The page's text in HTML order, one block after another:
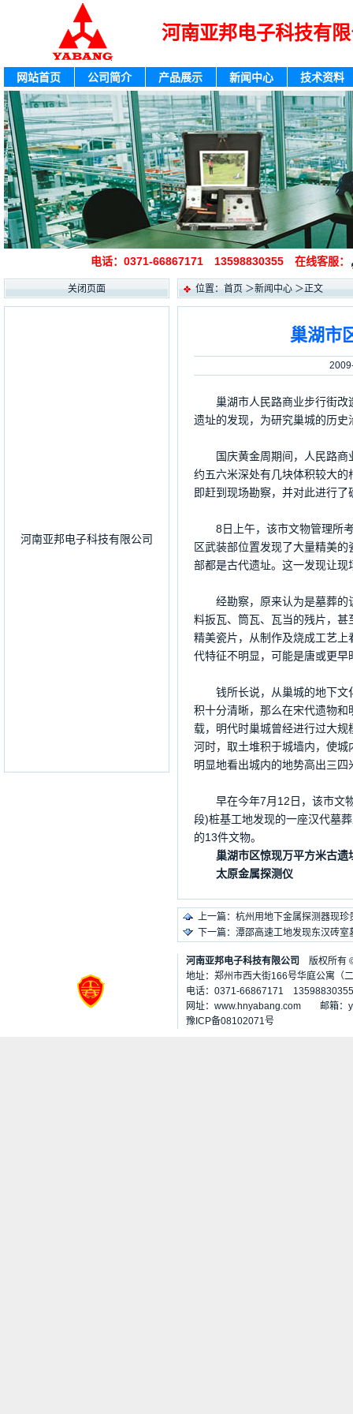
河南亚邦电子科技有
网站首页 公司简介 产品展示 新闻中心 技术资料
电话：0371-66867171 13598830355 在线客服：
关闭页面
河南亚邦电子科技有限公司
位置：首页＞新闻中心＞正文
巢湖市
巢湖市人民路商业步行街改
遗址的发现，为研究巢城的历
国庆黄金周期间，人民路商
约五六米深处有几块体积较大
即赶到现场勘察，并对此进行了
8日上午，该市文物管理所考
区武装部位置发现了大量精美
部都是古代遗址。这一发现让
经勘察，原来认为是墓葬的
料扳瓦、筒瓦、瓦当的残片，
精美瓷片，从制作及烧成工艺
代特征不明显，可能是唐或更早
钱所长说，从巢城的地下文
积十分清晰，那么在宋代遗物
载，明代时巢城曾经进行过大
河时，取土堆积于城墙内，使
明显地看出城内的地势高出三
早在今年7月12日，该市文物
段)桩基工地发现的一座汉代墓
的13件文物。
巢湖市区惊现万平方米古
太原金属探测仪
上一篇： 杭州用地下金属探测器现
下一篇： 潭邵高速工地发现东汉砖
河南亚邦电子科技有限公司 版权所有
地址：郑州市西大街166号华庭公寓（
电话：0371-66867171
网址：www.hnyabang.com 邮箱：
豫ICP备08102071号